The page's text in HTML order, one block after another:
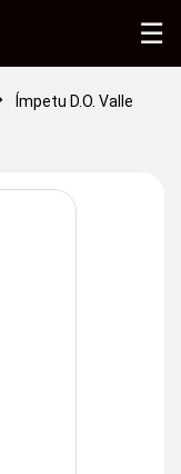
Ímpetu D.O. Valle
☰